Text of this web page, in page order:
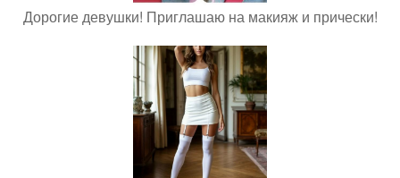
Дорогие девушки! Приглашаю на макияж и прически!